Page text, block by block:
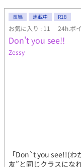
長編 連載中 R18
お気に入り : 11 24h.ポ
Don't you see!!
Zessy
「Don`t you see!!(わ
友”と同じクラスにな